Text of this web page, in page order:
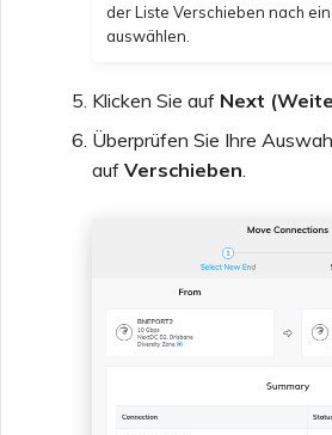
der Liste Verschieben nach
auswählen.
Klicken Sie auf Next
Überprüfen Sie Ihre
auf Verschieben.